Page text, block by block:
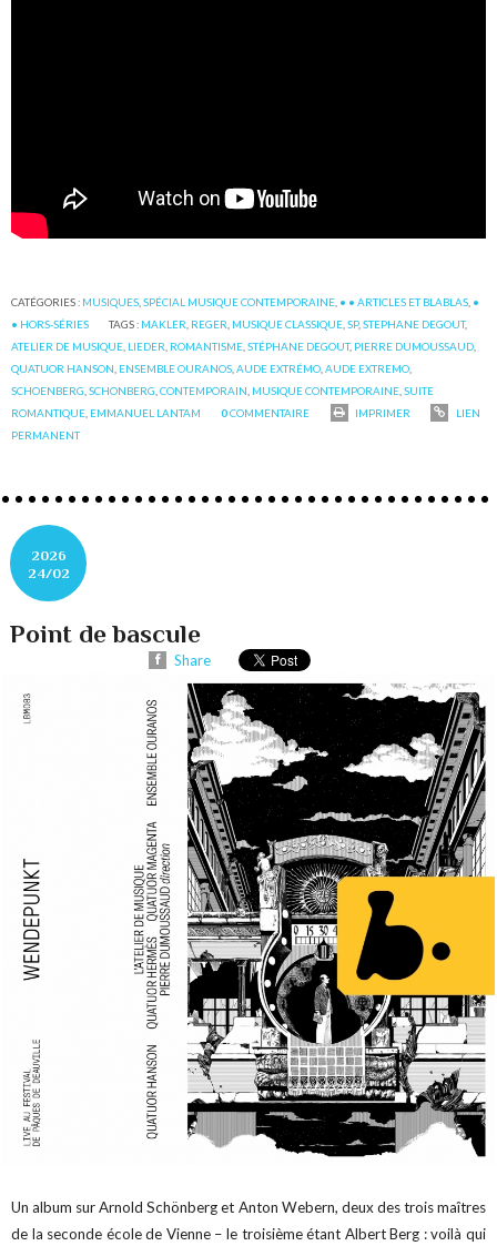
CATÉGORIES : MUSIQUES ,SPÉCIAL MUSIQUE CONTEMPORAINE • • ARTICLES ET BLABLAS •
• HORS-SÉRIES
TAGS : MAKLER REGER MUSIQUE CLASSIQUE ,SP,STEPHANE DEGOUT,
ATELIER DE MUSIQUE LIEDER ROMANTISME ,STÉPHANE DEGOUT, PIERRE DUMOUSSAUD
QUATUOR HANSON ENSEMBLE OURANOS ,AUDE EXTRÉMO ,AUDE EXTREMO
SCHOENBERG ,SCHONBERG ,CONTEMPORAIN MUSIQUE CONTEMPORAINE ,SUITE
ROMANTIQUE EMMANUEL LANTAM 0COMMENTAIRE IMPRIMER
LIEN
PERMANENT
2026
24/02
Point de bascule
Share
Un album sur Arnold Schönberg et Anton Webern, deux des trois maîtres
de la seconde école de Vienne – le troisième étant Albert Berg : voilà qui